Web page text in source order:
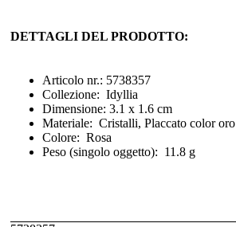
DETTAGLI DEL PRODOTTO:
Articolo nr.: 5738357
Collezione: Idyllia
Dimensione: 3.1 x 1.6 cm
Materiale: Cristalli, Placcato color oro
Colore: Rosa
Peso (singolo oggetto): 11.8 g